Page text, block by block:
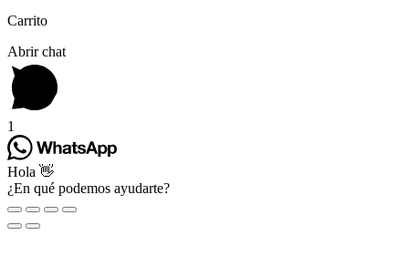
Carrito
Abrir chat
1
Hola 👋
¿En qué podemos ayudarte?